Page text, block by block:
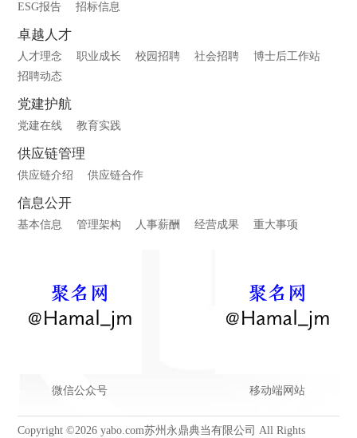
ESG报告 招标信息
卓越人才
人才理念 职业成长 校园招聘 社会招聘
博士后工作站
招聘动态
党建护航
党建在线 教育实践
供应链管理
供应链介绍 供应链合作
信息公开
基本信息 管理架构 人事薪酬 经营成果 重大事项
微信公众号 移动端网站
Copyright ©2026 yabo.com苏州永鼎典当有限公司 All Rights